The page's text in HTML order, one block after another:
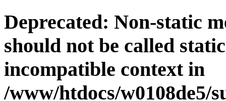
Deprecated: Non-static
should not be called
incompatible context in
/www/htdocs/w0108de5/